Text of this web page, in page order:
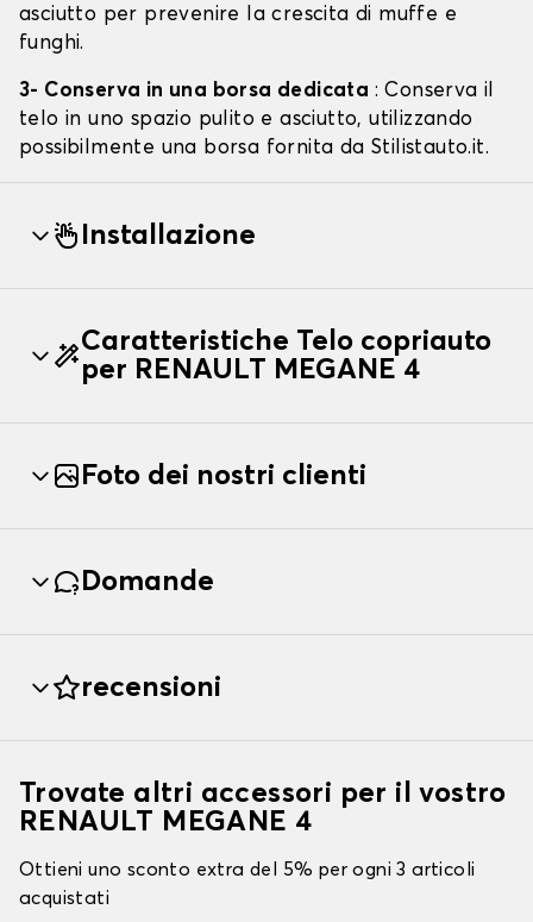
asciutto per prevenire la crescita di muffe e
funghi.
3- Conserva in una borsa dedicata : Conserva il
telo in uno spazio pulito e asciutto, utilizzando
possibilmente una borsa fornita da Stilistauto.it.
Installazione
Caratteristiche Telo copriauto
per RENAULT MEGANE 4
Foto dei nostri clienti
Domande
recensioni
Trovate altri accessori per il vostro
RENAULT MEGANE 4
Ottieni uno sconto extra del 5% per ogni 3 articoli
acquistati